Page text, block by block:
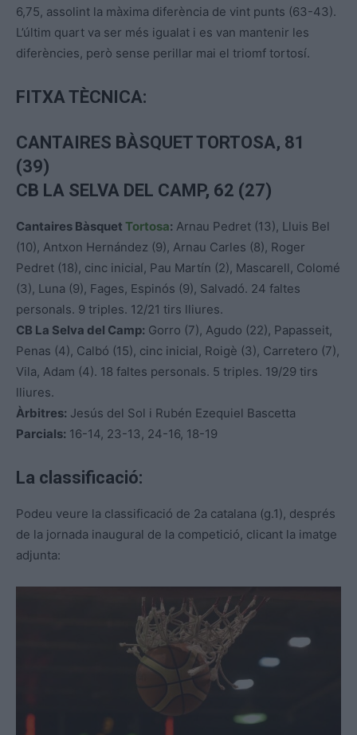
6,75, assolint la màxima diferència de vint punts (63-43).
L’últim quart va ser més igualat i es van mantenir les
diferències, però sense perillar mai el triomf tortosí.
FITXA TÈCNICA:
CANTAIRES BÀSQUET TORTOSA, 81
(39)
CB LA SELVA DEL CAMP, 62 (27)
Cantaires Bàsquet Tortosa: Arnau Pedret (13), Lluis Bel
(10), Antxon Hernández (9), Arnau Carles (8), Roger
Pedret (18), cinc inicial, Pau Martín (2), Mascarell, Colomé
(3), Luna (9), Fages, Espinós (9), Salvadó. 24 faltes
personals. 9 triples. 12/21 tirs lliures.
CB La Selva del Camp: Gorro (7), Agudo (22), Papasseit,
Penas (4), Calbó (15), cinc inicial, Roigè (3), Carretero (7),
Vila, Adam (4). 18 faltes personals. 5 triples. 19/29 tirs
lliures.
Àrbitres: Jesús del Sol i Rubén Ezequiel Bascetta
Parcials: 16-14, 23-13, 24-16, 18-19
La classificació:
Podeu veure la classificació de 2a catalana (g.1), després
de la jornada inaugural de la competició, clicant la imatge
adjunta: